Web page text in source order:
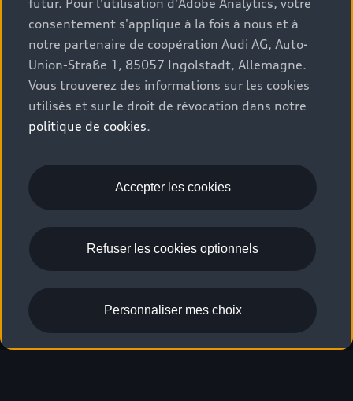
futur. Pour l'utilisation d'Adobe Analytics, votre
consentement s'applique à la fois à nous et à
notre partenaire de coopération Audi AG, Auto-
Union-Straße 1, 85057 Ingolstadt, Allemagne.
Vous trouverez des informations sur les cookies
utilisés et sur le droit de révocation dans notre
politique de cookies.
Accepter les cookies
Refuser les cookies optionnels
Personnaliser mes choix